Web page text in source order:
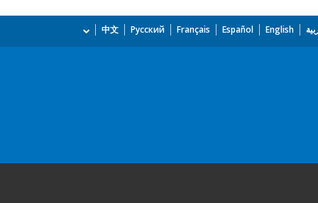
English
Español
Français
Русский
中文